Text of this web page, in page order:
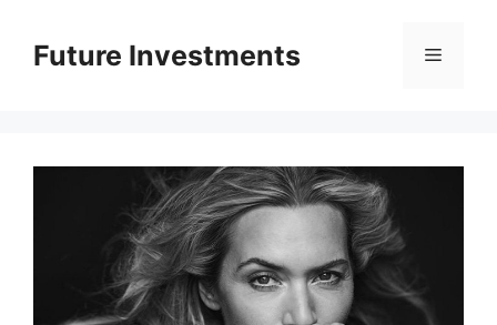
вмістуFuture Investments Меню